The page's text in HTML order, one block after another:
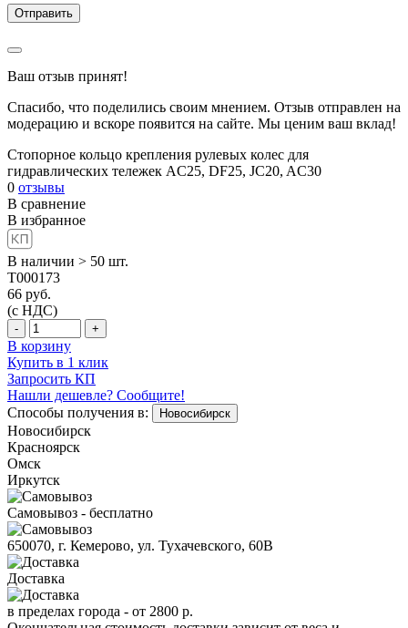
Ваш отзыв принят!
Спасибо, что поделились своим мнением. Отзыв отправлен на
модерацию и вскоре появится на сайте. Мы ценим ваш вклад!
Стопорное кольцо крепления рулевых колес для
гидравлических тележек AC25, DF25, JC20, AC30
0 отзывы
В сравнение
В избранное
В наличии > 50 шт.
T000173
66 руб.
(с НДС)
- +
В корзину
Купить в 1 клик
Запросить КП
Нашли дешевле? Сообщите!
Способы получения в:
Новосибирск
Новосибирск
Красноярск
Омск
Иркутск
Самовывоз - бесплатно
650070, г. Кемерово, ул. Тухачевского, 60В
Доставка
в пределах города - от 2800 р.